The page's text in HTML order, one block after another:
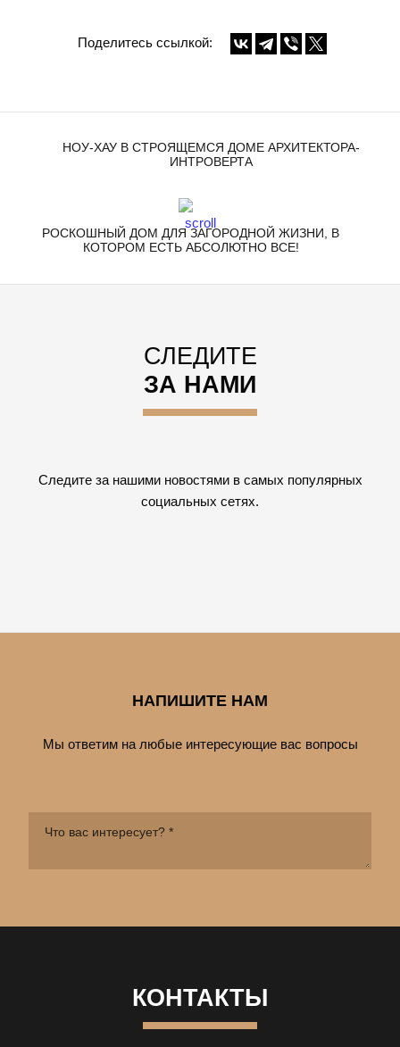
Поделитесь ссылкой:
НОУ-ХАУ В СТРОЯЩЕМСЯ ДОМЕ АРХИТЕКТОРА-
ИНТРОВЕРТА
РОСКОШНЫЙ ДОМ ДЛЯ ЗАГОРОДНОЙ ЖИЗНИ, В
КОТОРОМ ЕСТЬ АБСОЛЮТНО ВСЕ!
СЛЕДИТЕ
ЗА НАМИ
Следите за нашими новостями в самых популярных
социальных сетях.
НАПИШИТЕ НАМ
Мы ответим на любые интересующие вас вопросы
КОНТАКТЫ